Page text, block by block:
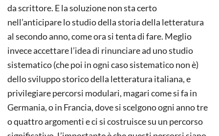
da scrittore. E la soluzione non sta certo
nell’anticipare lo studio della storia della letteratura
al secondo anno, come ora si tenta di fare. Meglio
invece accettare l’idea di rinunciare ad uno studio
sistematico (che poi in ogni caso sistematico non è)
dello sviluppo storico della letteratura italiana, e
privilegiare percorsi modulari, magari come si fa in
Germania, o in Francia, dove si scelgono ogni anno tre
o quattro argomenti e ci si costruisce su un percorso